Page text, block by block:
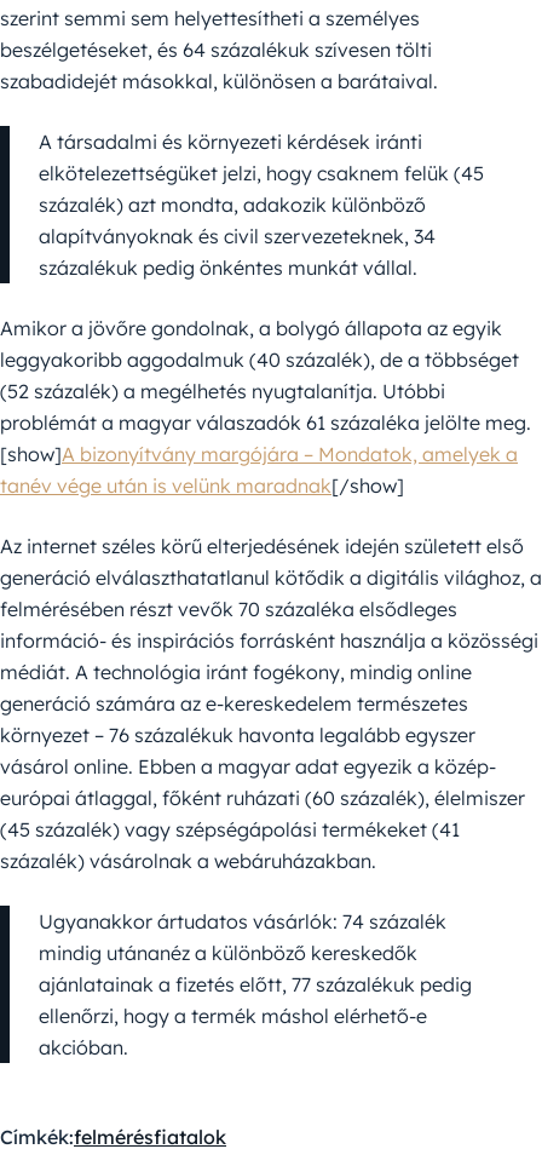
szerint semmi sem helyettesítheti a személyes
beszélgetéseket, és 64 százalékuk szívesen tölti
szabadidejét másokkal, különösen a barátaival.
A társadalmi és környezeti kérdések iránti
elkötelezettségüket jelzi, hogy csaknem felük (45
százalék) azt mondta, adakozik különböző
alapítványoknak és civil szervezeteknek, 34
százalékuk pedig önkéntes munkát vállal.
Amikor a jövőre gondolnak, a bolygó állapota az egyik
leggyakoribb aggodalmuk (40 százalék), de a többséget
(52 százalék) a megélhetés nyugtalanítja. Utóbbi
problémát a magyar válaszadók 61 százaléka jelölte meg.
[show]A bizonyítvány margójára – Mondatok, amelyek a
tanév vége után is velünk maradnak[/show]
Az internet széles körű elterjedésének idején született első
generáció elválaszthatatlanul kötődik a digitális világhoz, a
felmérésében részt vevők 70 százaléka elsődleges
információ- és inspirációs forrásként használja a közösségi
médiát. A technológia iránt fogékony, mindig online
generáció számára az e-kereskedelem természetes
környezet – 76 százalékuk havonta legalább egyszer
vásárol online. Ebben a magyar adat egyezik a közép-
európai átlaggal, főként ruházati (60 százalék), élelmiszer
(45 százalék) vagy szépségápolási termékeket (41
százalék) vásárolnak a webáruházakban.
Ugyanakkor ártudatos vásárlók: 74 százalék
mindig utánanéz a különböző kereskedők
ajánlatainak a fizetés előtt, 77 százalékuk pedig
ellenőrzi, hogy a termék máshol elérhető-e
akcióban.
Címkék:felmérésfiatalok